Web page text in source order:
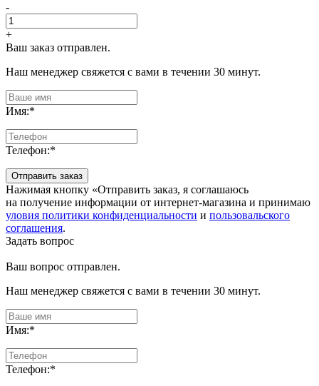
-
+
Ваш заказ отправлен.
Наш менеджер свяжется с вами в течении 30 минут.
Имя:*
Телефон:*
Отправить заказ
Нажимая кнопку «Отправить заказ, я соглашаюсь
на получение информации от интернет-магазина и принимаю
уловия политики конфиденциальности и пользовальского
соглашения.
Задать вопрос
Ваш вопрос отправлен.
Наш менеджер свяжется с вами в течении 30 минут.
Имя:*
Телефон:*